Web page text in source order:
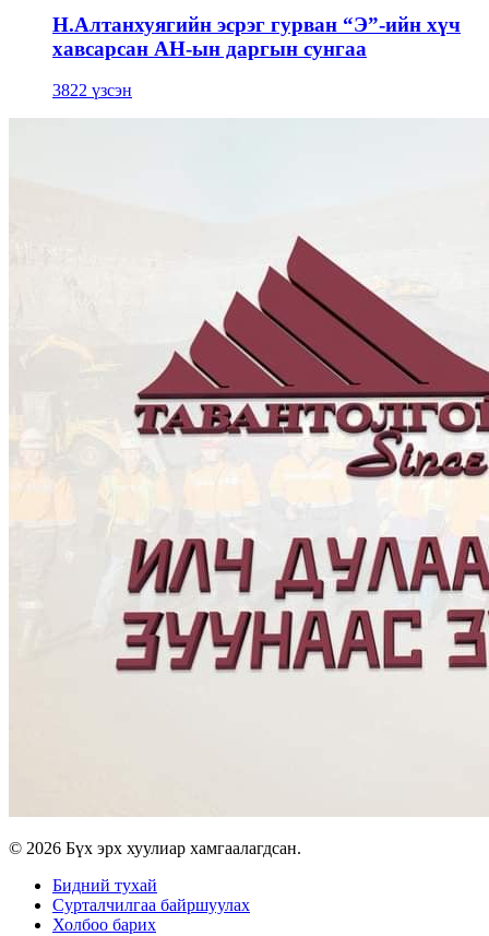
Н.Алтанхуягийн эсрэг гурван “Э”-ийн хүч
хавсарсан АН-ын даргын сунгаа
3822 үзсэн
© 2026 Бүх эрх хуулиар хамгаалагдсан.
Бидний тухай
Сурталчилгаа байршуулах
Холбоо барих